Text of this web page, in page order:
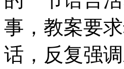
事，教案要
话，反复强